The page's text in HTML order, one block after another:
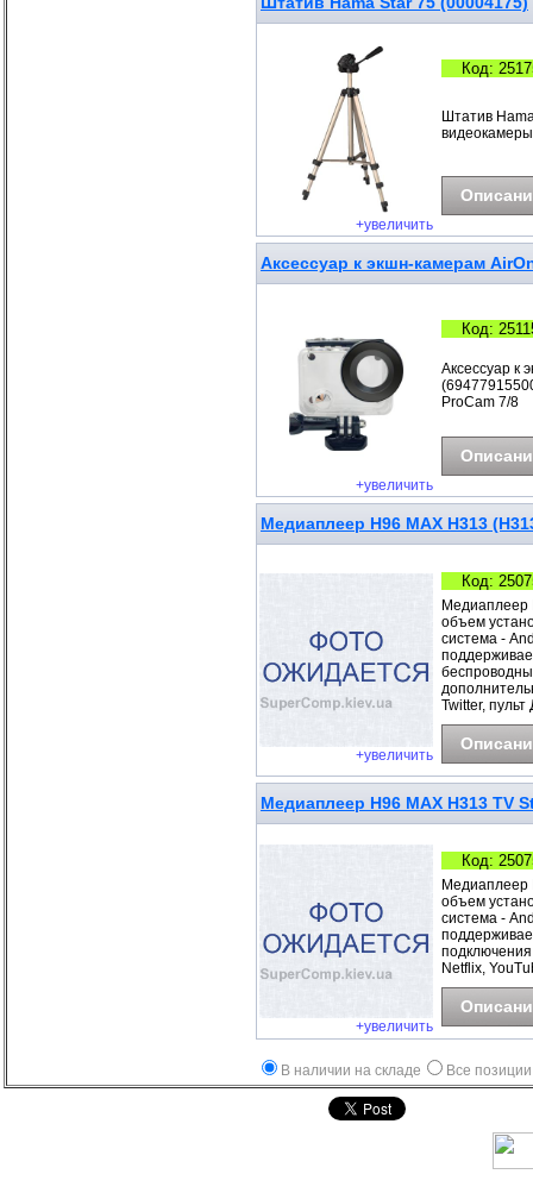
+увеличить
Код:
Штатив
Аксессуар к экшн-камерам
+увеличить
Код:
Аксессуар к
ProCam 7/8
Медиаплеер H96 MAX H313
+увеличить
Код:
Медиаплеер
объем
система -
Twitter, пульт
Медиаплеер H96 MAX H313 TV
+увеличить
Код:
Медиаплеер
объем
система -
Netflix,
В наличии на складе Все позиции